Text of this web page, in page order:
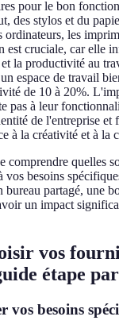
pour le bon
des stylos et du
ordinateurs, les
est cruciale, car elle
la productivité au
espace de travail
de 10 à 20%.
pas à leur
de l'entreprise et
à la créativité et à la
comprendre quelles
vos besoins
bureau partagé, une
un impact
vos
étape
vos besoins